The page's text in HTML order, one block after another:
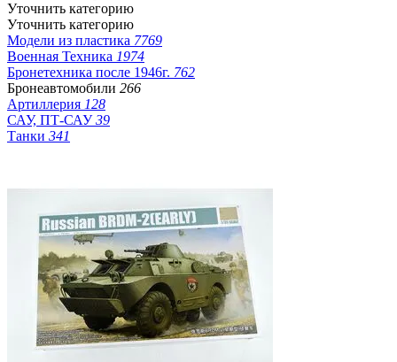
Уточнить категорию
Уточнить категорию
Модели из пластика 7769
Военная Техника 1974
Бронетехника после 1946г. 762
Бронеавтомобили 266
Артиллерия 128
САУ, ПТ-САУ39
Танки 341